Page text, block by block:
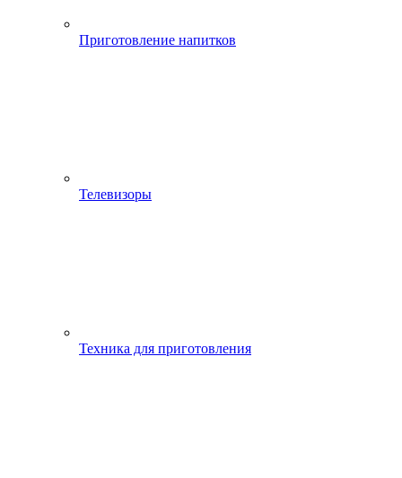
Приготовление напитков
Телевизоры
Техника для приготовления